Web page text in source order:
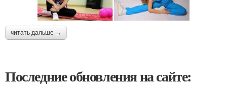
читать дальше →
Последние обновления на сайте: